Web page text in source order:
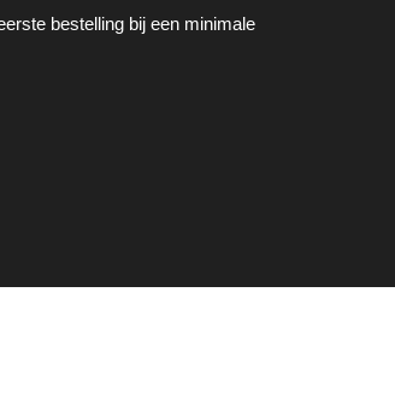
bestelling bij een minimale